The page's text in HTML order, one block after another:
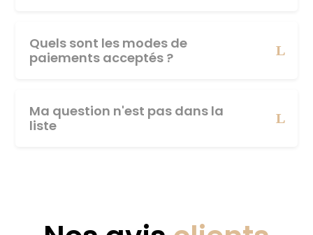
Quels sont les modes de
paiements acceptés ?
Ma question n'est pas dans la
liste